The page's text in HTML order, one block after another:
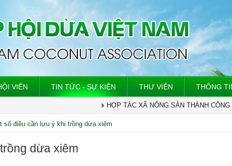
VIÊN TIN TỨC - SỰ KIỆN THƯ VIỆN THÔNG
HỢP TÁC XÃ NÔNG SẢN THÀNH CÔNG
số điều cần lưu ý khi trồng dừa xiêm
dừa xiêm